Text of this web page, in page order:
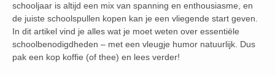
schooljaar is altijd een mix van spanning en enthousiasme, en
de juiste schoolspullen kopen kan je een vliegende start geven.
In dit artikel vind je alles wat je moet weten over essentiële
schoolbenodigdheden – met een vleugje humor natuurlijk. Dus
pak een kop koffie (of thee) en lees verder!